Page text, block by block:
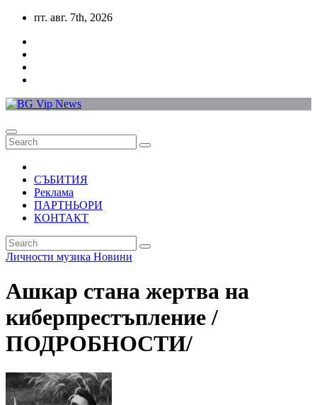
Skip
content
пт. авг. 7th, 2026
СЪБИТИЯ
Реклама
ПАРТНЬОРИ
КОНТАКТ
Личности музика Новини
Ашкар стана жертва на
киберпрестъпление /
ПОДРОБНОСТИ/